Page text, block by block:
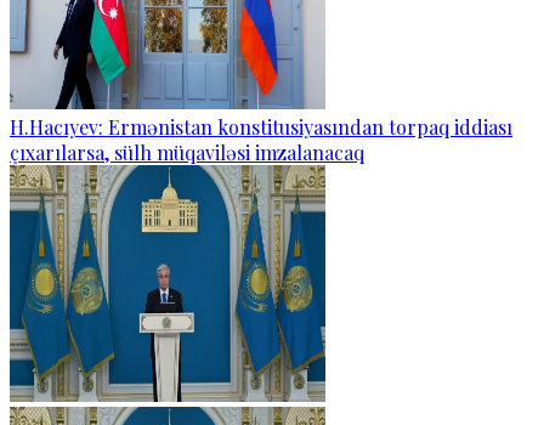
H.Hacıyev: Ermənistan konstitusiyasından torpaq iddiası
çıxarılarsa, sülh müqaviləsi imzalanacaq